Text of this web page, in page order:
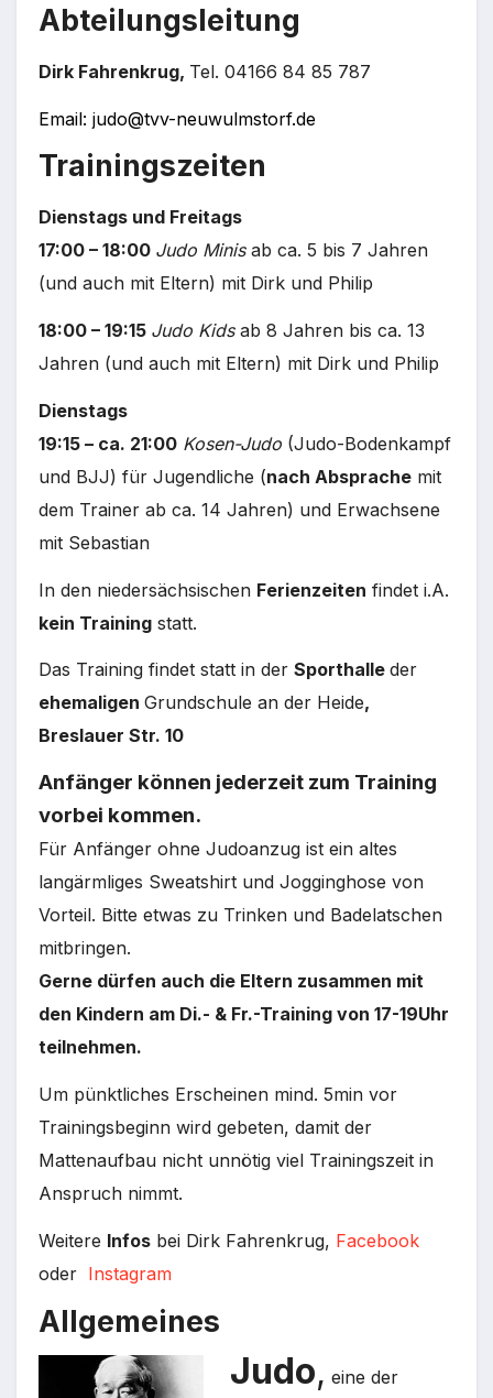
Abteilungsleitung
Dirk Fahrenkrug, Tel. 04166 84 85 787
Email: judo@tvv-neuwulmstorf.de
Trainingszeiten
Dienstags und Freitags
17:00 – 18:00 Judo Minisab ca. 5 bis 7 Jahren
(und auch mit Eltern) mit Dirk und Philip
18:00 – 19:15 Judo Kidsab 8 Jahren bis ca. 13
Jahren (und auch mit Eltern) mit Dirk und Philip
Dienstags
19:15 – ca. 21:00 Kosen-Judo (Judo-Bodenkampf
und BJJ) für Jugendliche (nach Absprache mit
dem Trainer ab ca. 14 Jahren) und Erwachsene
mit Sebastian
In den niedersächsischen Ferienzeiten findet i.A.
kein Training statt.
Das Training findet statt in der Sporthalle der
ehemaligen Grundschule an der Heide,
Breslauer Str. 10
Anfänger können jederzeit zum Training
vorbei kommen.
Für Anfänger ohne Judoanzug ist ein altes
langärmliges Sweatshirt und Jogginghose von
Vorteil. Bitte etwas zu Trinken und Badelatschen
mitbringen.
Gerne dürfen auch die Eltern zusammen mit
den Kindern am Di.- & Fr.-Training von 17-19Uhr
teilnehmen.
Um pünktliches Erscheinen mind. 5min vor
Trainingsbeginn wird gebeten, damit der
Mattenaufbau nicht unnötig viel Trainingszeit in
Anspruch nimmt.
Weitere Infos bei Dirk Fahrenkrug, Facebook
oder Instagram
Allgemeines
Judo, eine der